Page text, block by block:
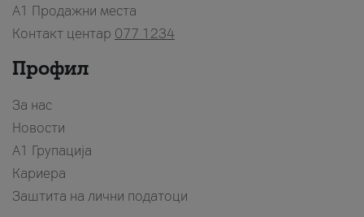
A1 Продажни места
Контакт центар 077 1234
Профил
За нас
Новости
А1 Групација
Кариера
Заштита на лични податоци